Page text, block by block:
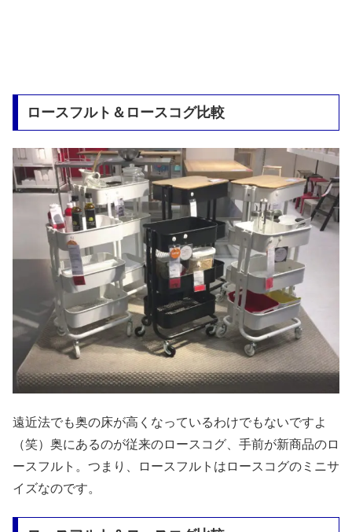
ロースフルト＆ロースコグ比較
遠近法でも奥の床が高くなっているわけでもないですよ
（笑）奥にあるのが従来のロースコグ、手前が新商品のロ
ースフルト。つまり、ロースフルトはロースコグのミニサ
イズなのです。